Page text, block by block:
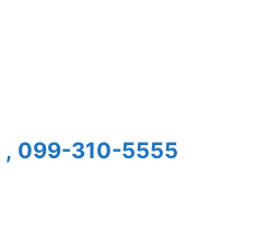
, 099-310-5555